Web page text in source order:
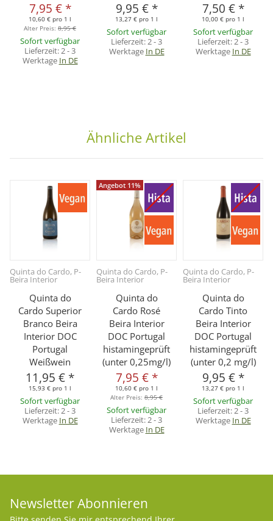
7,95 € *
10,60 € pro 1 l
Alter Preis: 8,95 €
Sofort verfügbar
Lieferzeit:2 - 3
Werktage In DE
9,95 € *
13,27 € pro 1 l
Sofort verfügbar
Lieferzeit:2 - 3
Werktage In DE
7,50 € *
10,00 € pro 1 l
Sofort verfügbar
Lieferzeit:2 - 3
Werktage In DE
Ähnliche Artikel
Quinta do Cardo, P-
Beira Interior
Quinta do
Cardo Superior
Branco Beira
Interior DOC
Portugal
Weißwein
11,95 € *
15,93 € pro 1 l
Sofort verfügbar
Lieferzeit:2 - 3
Werktage In DE
Angebot 11%
Quinta do Cardo, P-
Beira Interior
Quinta do
Cardo Rosé
Beira Interior
DOC Portugal
histamingeprüft
(unter 0,25mg/l)
7,95 € *
10,60 € pro 1 l
Alter Preis: 8,95 €
Sofort verfügbar
Lieferzeit:2 - 3
Werktage In DE
Quinta do Cardo, P-
Beira Interior
Quinta do
Cardo Tinto
Beira Interior
DOC Portugal
histamingeprüft
(unter 0,2 mg/l)
9,95 € *
13,27 € pro 1 l
Sofort verfügbar
Lieferzeit:2 - 3
Werktage In DE
Newsletter Abonnieren